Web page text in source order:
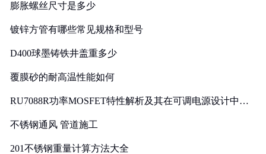
膨胀螺丝尺寸是多少
镀锌方管有哪些常见规格和型号
D400球墨铸铁井盖重多少
覆膜砂的耐高温性能如何
RU7088R功率MOSFET特性解析及其在可调电源设计中的
不锈钢通风 管道施工
201不锈钢重量计算方法大全